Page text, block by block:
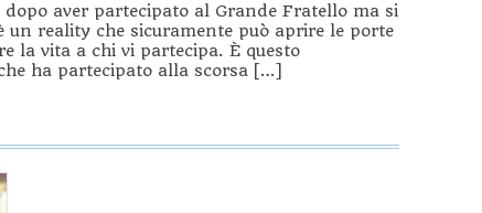
aver partecipato al Grande Fratello ma si
reality che sicuramente può aprire le porte
la vita a chi vi partecipa. È questo
ha partecipato alla scorsa […]